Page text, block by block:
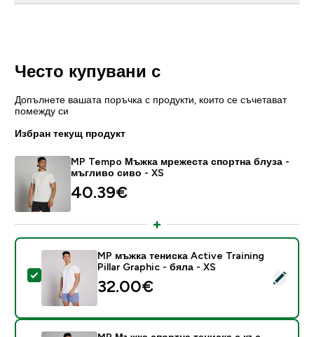
Често купувани с
Допълнете вашата поръчка с продукти, които се съчетават
помежду си
Избран текущ продукт
MP Tempo Мъжка мрежеста спортна блуза -
мъгливо сиво - XS
40.39€‎
Select this product - MP мъжка тениска Active
MP мъжка тениска Active Training
Pillar Graphic - бяла - XS
32.00€‎